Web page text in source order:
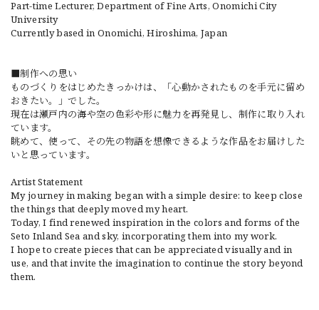
Part-time Lecturer, Department of Fine Arts, Onomichi City
University
Currently based in Onomichi, Hiroshima, Japan
■制作への思い
ものづくりをはじめたきっかけは、「心動かされたものを手元に留め
おきたい。」でした。
現在は瀬戸内の海や空の色彩や形に魅力を再発見し、制作に取り入れ
ています。
眺めて、使って、その先の物語を想像できるような作品をお届けした
いと思っています。
Artist Statement
My journey in making began with a simple desire: to keep close
the things that deeply moved my heart.
Today, I find renewed inspiration in the colors and forms of the
Seto Inland Sea and sky, incorporating them into my work.
I hope to create pieces that can be appreciated visually and in
use, and that invite the imagination to continue the story beyond
them.